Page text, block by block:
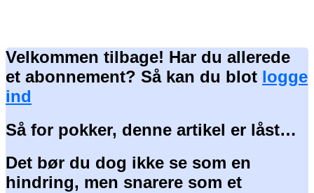
Velkommen tilbage! Har du allerede
et abonnement? Så kan du blot logge
ind
Så for pokker, denne artikel er låst…
Det bør du dog ikke se som en
hindring, men snarere som et